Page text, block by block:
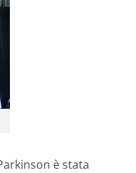
è stata